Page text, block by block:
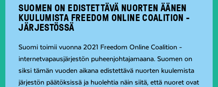
SUOMEN ON EDISTETTÄVÄ NUORTEN ÄÄNEN
KUULUMISTA FREEDOM ONLINE COALITION -
JÄRJESTÖSSÄ
Suomi toimii vuonna 2021 Freedom Online Coalition -
internetvapausjärjestön puheenjohtajamaana. Suomen on
siksi tämän vuoden aikana edistettävä nuorten kuulemista
järjestön päätöksissä ja huolehtia näin siitä, että nuoret ovat